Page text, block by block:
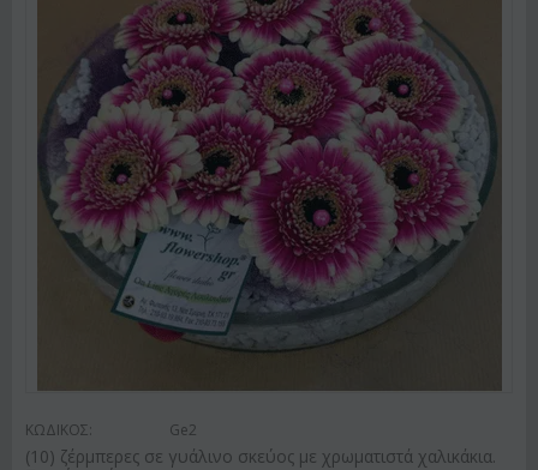
ΚΩΔΙΚΟΣ: Ge2
(10) ζέρμπερες σε γυάλινο σκεύος με χρωματιστά χαλικάκια.